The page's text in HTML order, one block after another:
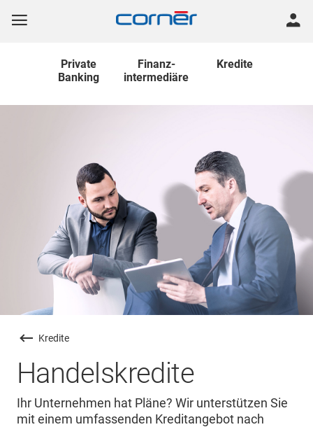
Private
Banking
Finanz-
intermediäre
Kredite
Kredite
Handelskredite
Ihr Unternehmen hat Pläne? Wir unterstützen Sie
mit einem umfassenden Kreditangebot nach